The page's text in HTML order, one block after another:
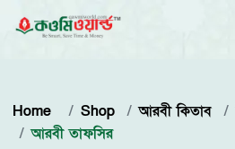
Home Shop আরবী কিতাব
আরবী তাফসির